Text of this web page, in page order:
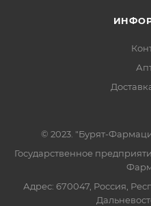
© 2023. "Бурят-
Государственное
Адрес: 670047, Россия,